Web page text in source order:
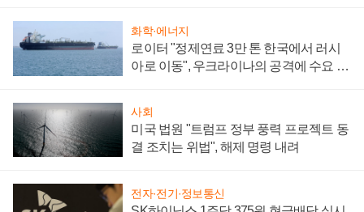
화학·에너지
로이터 "정제연료 3만 톤 한국에서 러시
아로 이동", 우크라이나의 공격에 수요 늘
사회
미국 법원 "트럼프 정부 풍력 프로젝트 동
결 조치는 위법", 해제 명령 내려
전자·전기·정보통신